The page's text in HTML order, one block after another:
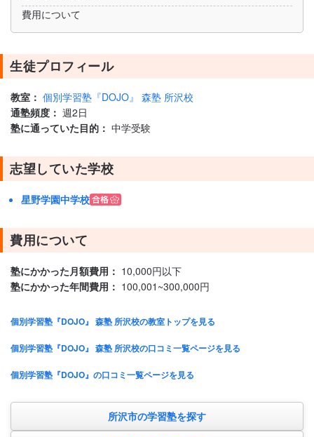
費用について
生徒プロフィール
教室： 個別学習塾『DOJO』 森塾 所沢校
通塾頻度： 週2日
塾に通っていた目的： 中学受験
志望していた学校
星野学園中学校
費用について
塾にかかった月額費用： 10,000円以下
塾にかかった年間費用： 100,001~300,000円
個別学習塾『DOJO』 森塾 所沢校の教室トップを見る
個別学習塾『DOJO』 森塾 所沢校の口コミ一覧ページを見る
個別学習塾『DOJO』の口コミ一覧ページを見る
所沢市の学習塾を探す